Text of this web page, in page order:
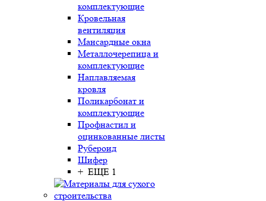
комплектующие
Кровельная
вентиляция
Мансардные окна
Металлочерепица и
комплектующие
Наплавляемая
кровля
Поликарбонат и
комплектующие
Профнастил и
оцинкованные листы
Рубероид
Шифер
+ ЕЩЕ 1